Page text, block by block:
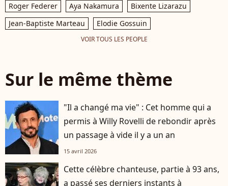
Roger Federer
Aya Nakamura
Bixente Lizarazu
Jean-Baptiste Marteau
Elodie Gossuin
VOIR TOUS LES PEOPLE
Sur le même thème
"Il a changé ma vie" : Cet homme qui a
permis à Willy Rovelli de rebondir après
un passage à vide il y a un an
15 avril 2026
Cette célèbre chanteuse, partie à 93 ans,
a passé ses derniers instants à